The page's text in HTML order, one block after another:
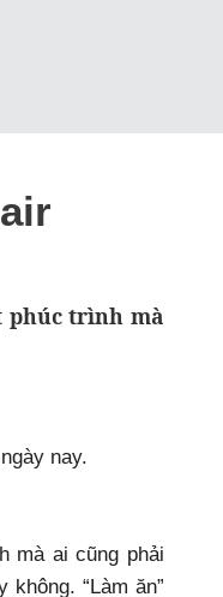
phúc trình mà
nay.
mà ai cũng phải
“Làm ăn”